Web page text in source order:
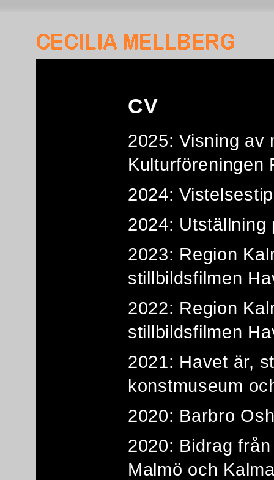
CV
2025: Visning av
Kulturföreningen
2024:
2024: Utställning
2023: Region
stillbildsfilmen
2022: Region
stillbildsfilmen
2021: Havet är,
konstmuseum
2020: Barbro
2020: Bidrag
Malmö och